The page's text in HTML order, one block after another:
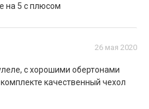
на 5 с плюсом
26 мая 2020
c хорошими обертонами
качественный чехол